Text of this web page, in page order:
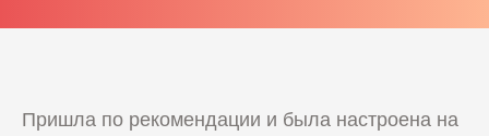
Пришла по рекомендации и была настроена на